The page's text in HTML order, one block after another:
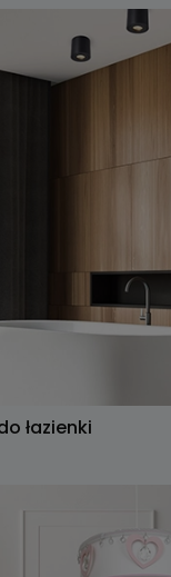
łazienki